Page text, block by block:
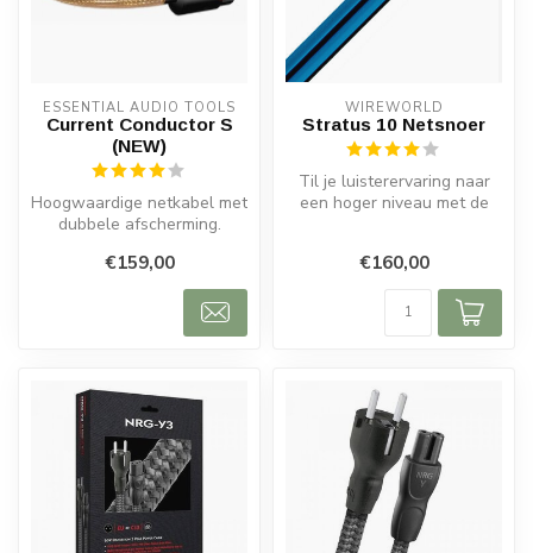
ESSENTIAL AUDIO TOOLS
Current Conductor S
(NEW)
Hoogwaardige netkabel met
dubbele afscherming.
stroom...
€159,00
WIREWORLD
Stratus 10 Netsnoer
Til je luisterervaring naar
een hoger niveau met de
€160,00